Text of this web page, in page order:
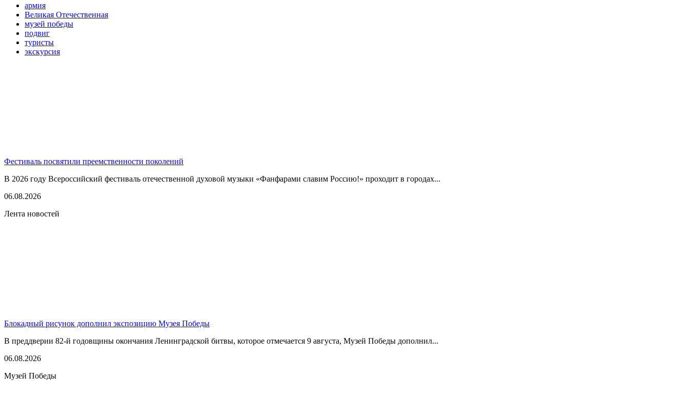
армия
Великая Отечественная
музей победы
подвиг
туристы
экскурсия
Фестиваль посвятили преемственности поколений
В 2026 году Всероссийский фестиваль отечественной духовой музыки «Фанфарами славим Россию!» проходит в городах...
06.08.2026
Лента новостей
Блокадный рисунок дополнил экспозицию Музея Победы
В преддверии 82-й годовщины окончания Ленинградской битвы, которое отмечается 9 августа, Музей Победы дополнил...
06.08.2026
Музей Победы